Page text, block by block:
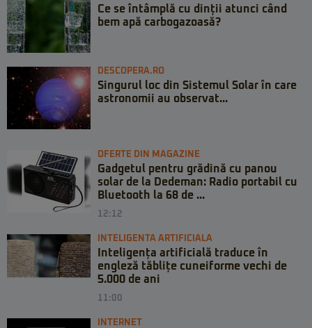
Ce se întâmplă cu dinții atunci când
bem apă carbogazoasă?
DESCOPERA.RO
Singurul loc din Sistemul Solar în care
astronomii au observat...
OFERTE DIN MAGAZINE
Gadgetul pentru grădină cu panou
solar de la Dedeman: Radio portabil cu
Bluetooth la 68 de ...
12:12
INTELIGENTA ARTIFICIALA
Inteligența artificială traduce în
engleză tăblițe cuneiforme vechi de
5.000 de ani
11:00
INTERNET